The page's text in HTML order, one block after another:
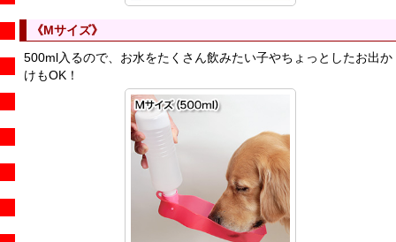
《Mサイズ》
500ml入るので、お水をたくさん飲みたい子やちょっとしたお出か
けもOK！